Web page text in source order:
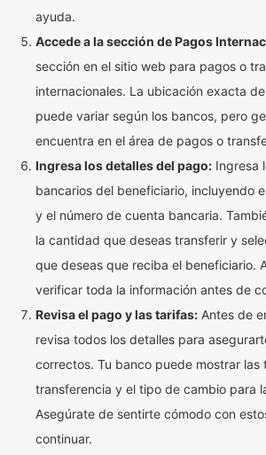
ayuda.
Accede a la sección de Pagos
sección en el sitio web para pagos o
internacionales. La ubicación exacta
puede variar según los bancos, pero
encuentra en el área de pagos o
Ingresa los detalles del pago: Ingresa
bancarios del beneficiario, incluyendo
y el número de cuenta bancaria.
la cantidad que deseas transferir y
que deseas que reciba el beneficiario.
verificar toda la información antes de
Revisa el pago y las tarifas: Antes de
revisa todos los detalles para
correctos. Tu banco puede mostrar las
transferencia y el tipo de cambio para
Asegúrate de sentirte cómodo con
continuar.